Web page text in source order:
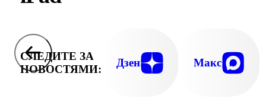
СЛЕДИТЕ ЗА
НОВОСТЯМИ:
Дзен Макс